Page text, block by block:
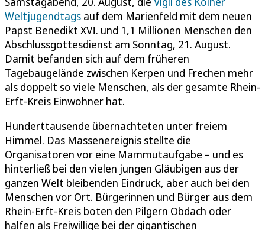
Weltjugendtags auf dem Marienfeld mit dem neuen
Papst Benedikt XVI. und 1,1 Millionen Menschen den
Abschlussgottesdienst am Sonntag, 21. August.
Damit befanden sich auf dem früheren
Tagebaugelände zwischen Kerpen und Frechen mehr
als doppelt so viele Menschen, als der gesamte Rhein-
Erft-Kreis Einwohner hat.
Hunderttausende übernachteten unter freiem
Himmel. Das Massenereignis stellte die
Organisatoren vor eine Mammutaufgabe – und es
hinterließ bei den vielen jungen Gläubigen aus der
ganzen Welt bleibenden Eindruck, aber auch bei den
Menschen vor Ort. Bürgerinnen und Bürger aus dem
Rhein-Erft-Kreis boten den Pilgern Obdach oder
halfen als Freiwillige bei der gigantischen